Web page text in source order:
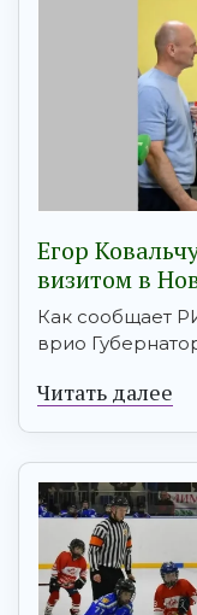
Егор
визитом в
Как сообщает
врио
Читать далее